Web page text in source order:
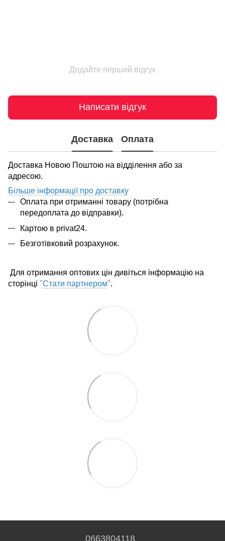
Додайте перший відгук
Написати відгук
Доставка Оплата
Доставка Новою Поштою на відділення або за
адресою.
Більше інформації про доставку
Оплата при отриманні товару (потрібна
передоплата до відправки).
Картою в privat24.
Безготівковий розрахунок.
Для отримання оптових цін дивіться інформацію на
сторінці "Стати партнером".
0663804118